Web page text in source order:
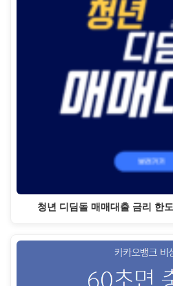
청년 디딤돌 매매대출 금리 한